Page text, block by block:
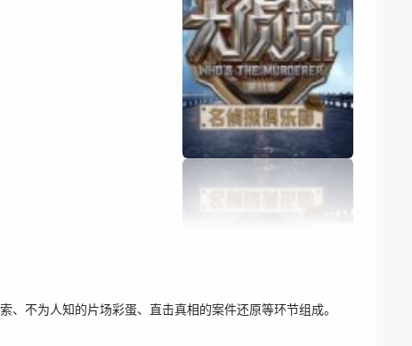
、不为人知的片场彩蛋、直击真相的案件还原等环节组成。